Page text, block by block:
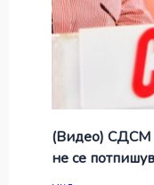
(Видео) СДСМ
не се